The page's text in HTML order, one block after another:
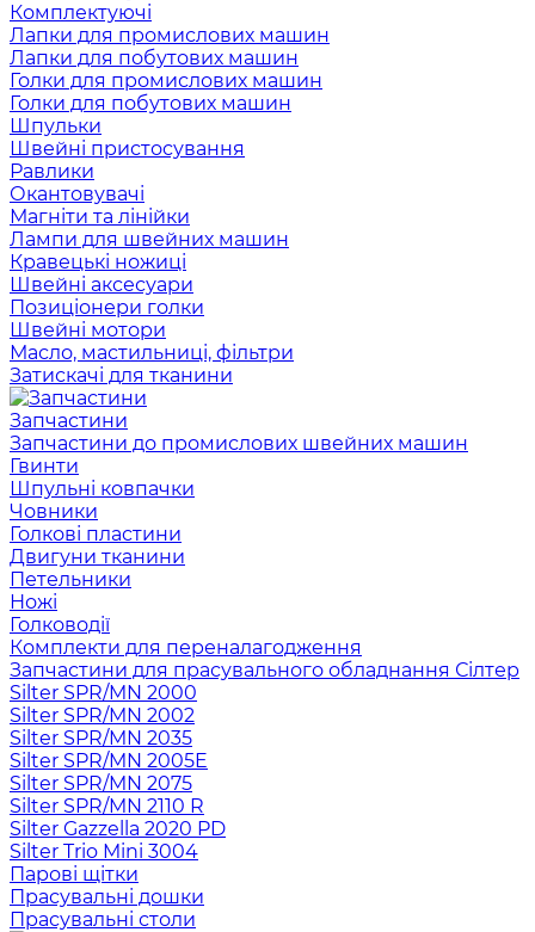
Комплектуючі
Лапки для промислових машин
Лапки для побутових машин
Голки для промислових машин
Голки для побутових машин
Шпульки
Швейні пристосування
Равлики
Окантовувачі
Магніти та лінійки
Лампи для швейних машин
Кравецькі ножиці
Швейні аксесуари
Позиціонери голки
Швейні мотори
Масло, мастильниці, фільтри
Затискачі для тканини
Запчастини
Запчастини до промислових швейних машин
Гвинти
Шпульні ковпачки
Човники
Голкові пластини
Двигуни тканини
Петельники
Ножі
Голководії
Комплекти для переналагодження
Запчастини для прасувального обладнання Сілтер
Silter SPR/MN 2000
Silter SPR/MN 2002
Silter SPR/MN 2035
Silter SPR/MN 2005E
Silter SPR/MN 2075
Silter SPR/MN 2110 R
Silter Gazzella 2020 PD
Silter Trio Mini 3004
Парові щітки
Прасувальні дошки
Прасувальні столи